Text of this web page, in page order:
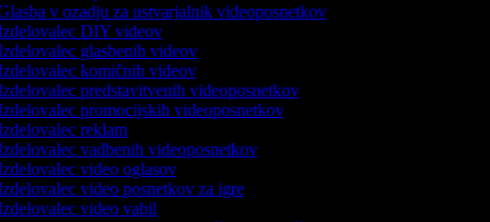
v ozadju za ustvarjalnik videoposnetkov
DIY videov
glasbenih videov
komičnih videov
predstavitvenih videoposnetkov
promocijskih videoposnetkov
reklam
vadbenih videoposnetkov
video oglasov
video posnetkov za igre
video vabil